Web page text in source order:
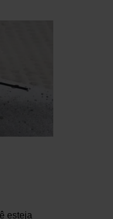
esteja